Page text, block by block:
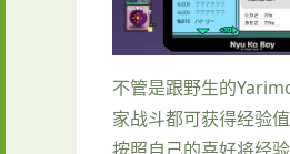
不管是跟野生的
家战斗都可获得经验